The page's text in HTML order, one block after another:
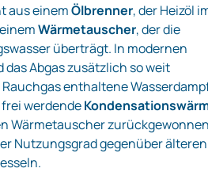
aus einemÖlbrenner, der Heizöl
Wärmetauscher, der die
überträgt. In modernen
Abgas zusätzlich so weit
enthaltene
werdende
Wärmetauscher
Nutzungsgrad gegenüber älteren